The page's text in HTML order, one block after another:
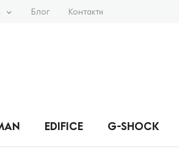
Блог Контакти
EDIFICE G-SHOCK